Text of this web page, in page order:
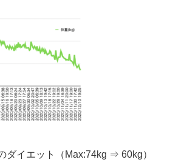
ダイエット（Max:74kg ⇒ 60kg）